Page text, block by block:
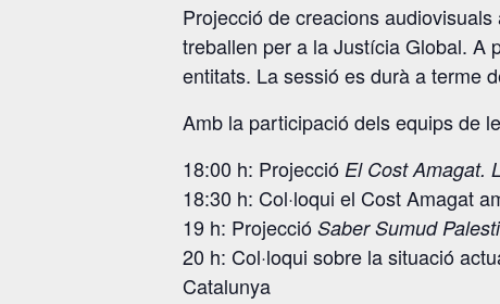
Projecció de creacions
treballen per a la Justícia Global. A
entitats. La sessió es durà a terme
Amb la participació dels equips de
18:00 h: Projecció El Cost Amagat.
18:30 h: Col·loqui el Cost Amagat
19 h: Projecció Saber Sumud
20 h: Col·loqui sobre la situació
Catalunya